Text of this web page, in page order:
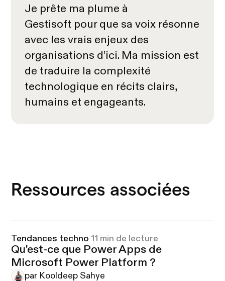
Je prête ma plume à
Gestisoft pour que sa voix résonne
avec les vrais enjeux des
organisations d’ici. Ma mission est
de traduire la complexité
technologique en récits clairs,
humains et engageants.
Ressources associées
Tendances techno 11 min de lecture
Qu'est-ce que Power Apps de
Microsoft Power Platform ?
par Kooldeep Sahye